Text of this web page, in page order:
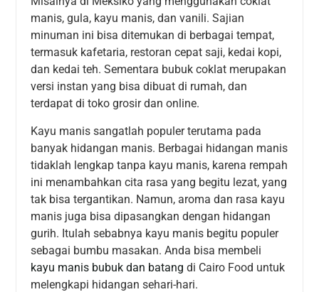
manis, gula, kayu manis, dan vanili. Sajian
minuman ini bisa ditemukan di berbagai tempat,
termasuk kafetaria, restoran cepat saji, kedai kopi,
dan kedai teh. Sementara bubuk coklat merupakan
versi instan yang bisa dibuat di rumah, dan
terdapat di toko grosir dan online.
Kayu manis sangatlah populer terutama pada
banyak hidangan manis. Berbagai hidangan manis
tidaklah lengkap tanpa kayu manis, karena rempah
ini menambahkan cita rasa yang begitu lezat, yang
tak bisa tergantikan. Namun, aroma dan rasa kayu
manis juga bisa dipasangkan dengan hidangan
gurih. Itulah sebabnya kayu manis begitu populer
sebagai bumbu masakan. Anda bisa membeli
kayu manis bubuk dan batang di Cairo Food untuk
melengkapi hidangan sehari-hari.